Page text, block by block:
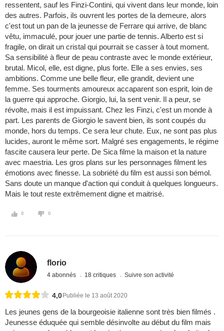
ressentent, sauf les Finzi-Contini, qui vivent dans leur monde, loin
des autres. Parfois, ils ouvrent les portes de la demeure, alors
c'est tout un pan de la jeunesse de Ferrare qui arrive, de blanc
vêtu, immaculé, pour jouer une partie de tennis. Alberto est si
fragile, on dirait un cristal qui pourrait se casser à tout moment.
Sa sensibilité à fleur de peau contraste avec le monde extérieur,
brutal. Micol, elle, est digne, plus forte. Elle a ses envies, ses
ambitions. Comme une belle fleur, elle grandit, devient une
femme. Ses tourments amoureux accaparent son esprit, loin de
la guerre qui approche. Giorgio, lui, la sent venir. Il a peur, se
révolte, mais il est impuissant. Chez les Finzi, c'est un monde à
part. Les parents de Giorgio le savent bien, ils sont coupés du
monde, hors du temps. Ce sera leur chute. Eux, ne sont pas plus
lucides, auront le même sort. Malgré ses engagements, le régime
fascite causera leur perte. De Sica filme la maison et la nature
avec maestria. Les gros plans sur les personnages filment les
émotions avec finesse. La sobriété du film est aussi son bémol.
Sans doute un manque d'action qui conduit à quelques longueurs.
Mais le tout reste extrêmement digne et maitrisé.
0 0
florio
4 abonnés 18 critiques Suivre son activité
4,0 Publiée le 13 août 2020
Les jeunes gens de la bourgeoisie italienne sont très bien filmés .
Jeunesse éduquée qui semble désinvolte au début du film mais